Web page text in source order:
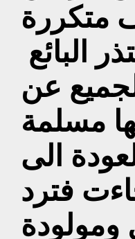
متكررة
عن
مسلمة
الى
فترد
ومولودة